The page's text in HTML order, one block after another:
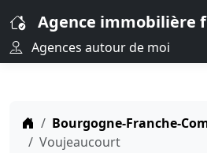
Agence immobilière
Agences autour de moi
Bourgogne-Franche-
Voujeaucourt